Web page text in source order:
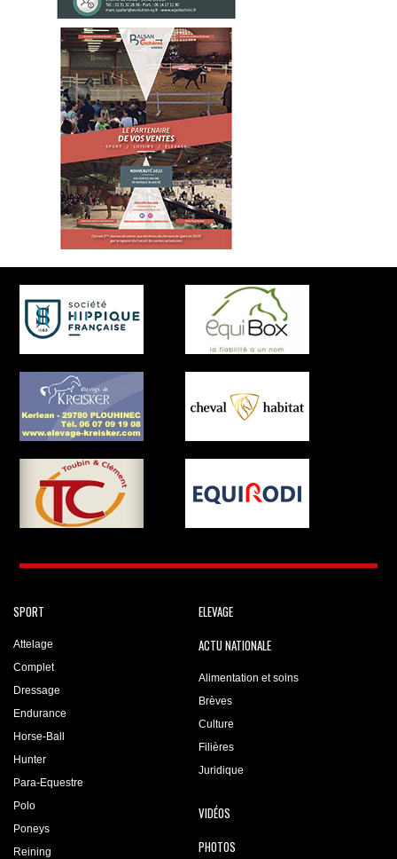
SPORT
Attelage
Complet
Dressage
Endurance
Horse-Ball
Hunter
Para-Equestre
Polo
Poneys
Reining
ELEVAGE
ACTU NATIONALE
Alimentation et soins
Brèves
Culture
Filières
Juridique
VIDÉOS
PHOTOS